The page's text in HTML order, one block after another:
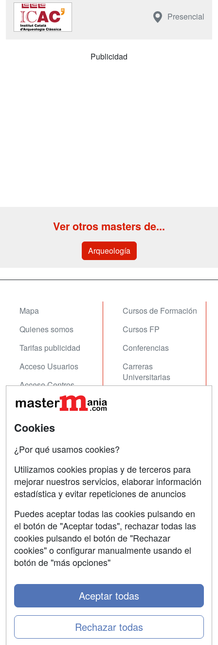
Presencial
Publicidad
Ver otros masters de...
Arqueología
Mapa
Quienes somos
Tarifas publicidad
Acceso Usuarios
Acceso Centros
Cursos de Formación
Cursos FP
Conferencias
Carreras
Universitarias
Contactar
Copyleft
Grupo formazion:
Cookies
¿Por qué usamos cookies?
Utilizamos cookies propias y de terceros para
mejorar nuestros servicios, elaborar información
estadística y evitar repeticiones de anuncios
Puedes aceptar todas las cookies pulsando en
el botón de "Aceptar todas", rechazar todas las
cookies pulsando el botón de "Rechazar
cookies" o configurar manualmente usando el
botón de "más opciones"
Rechazar todas
Aceptar todas